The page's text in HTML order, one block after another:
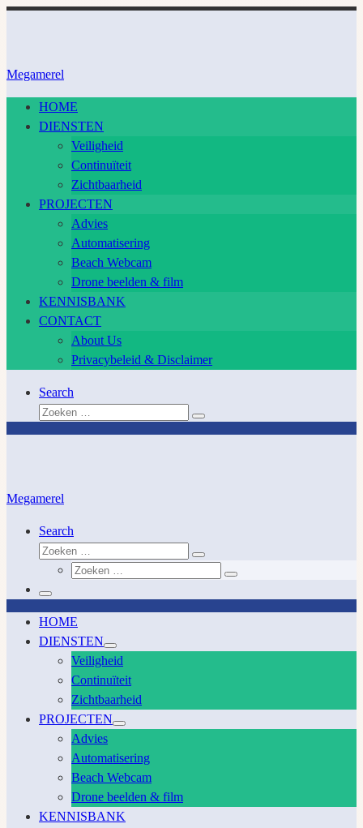
Ga
Megamerel
HOME
DIENSTEN
Veiligheid
Continuïteit
Zichtbaarheid
PROJECTEN
Advies
Automatisering
Beach Webcam
Drone beelden & film
KENNISBANK
CONTACT
About Us
Privacybeleid & Disclaimer
Search
Zoeken
Zoeken
…
Megamerel
Search
Zoeken
Zoeken
Zoeken
Zoeken
Menu
HOME
DIENSTEN
Veiligheid
Continuïteit
Zichtbaarheid
PROJECTEN
Advies
Automatisering
Beach Webcam
Drone beelden & film
KENNISBANK